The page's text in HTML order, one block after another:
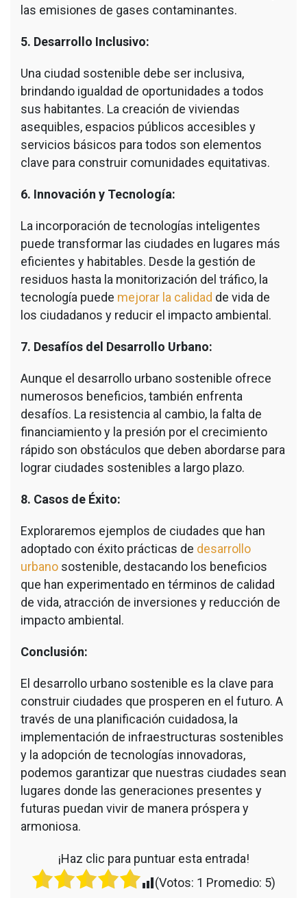
las emisiones de gases contaminantes.
5. Desarrollo Inclusivo:
Una ciudad sostenible debe ser inclusiva,
brindando igualdad de oportunidades a todos
sus habitantes. La creación de viviendas
asequibles, espacios públicos accesibles y
servicios básicos para todos son elementos
clave para construir comunidades equitativas.
6. Innovación y Tecnología:
La incorporación de tecnologías inteligentes
puede transformar las ciudades en lugares más
eficientes y habitables. Desde la gestión de
residuos hasta la monitorización del tráfico, la
tecnología puede mejorar la calidad de vida de
los ciudadanos y reducir el impacto ambiental.
7. Desafíos del Desarrollo Urbano:
Aunque el desarrollo urbano sostenible ofrece
numerosos beneficios, también enfrenta
desafíos. La resistencia al cambio, la falta de
financiamiento y la presión por el crecimiento
rápido son obstáculos que deben abordarse para
lograr ciudades sostenibles a largo plazo.
8. Casos de Éxito:
Exploraremos ejemplos de ciudades que han
adoptado con éxito prácticas de desarrollo
urbano sostenible, destacando los beneficios
que han experimentado en términos de calidad
de vida, atracción de inversiones y reducción de
impacto ambiental.
Conclusión:
El desarrollo urbano sostenible es la clave para
construir ciudades que prosperen en el futuro. A
través de una planificación cuidadosa, la
implementación de infraestructuras sostenibles
y la adopción de tecnologías innovadoras,
podemos garantizar que nuestras ciudades sean
lugares donde las generaciones presentes y
futuras puedan vivir de manera próspera y
armoniosa.
¡Haz clic para puntuar esta entrada!
(Votos: 1 Promedio: 5)